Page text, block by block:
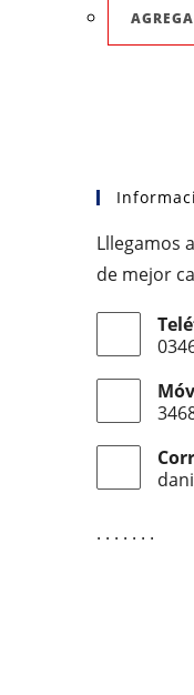
Lllegamos
de mejor
. . . . . . .